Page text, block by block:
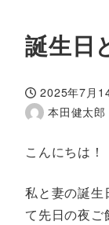
誕生日
投稿日
2025年7月
著
本田健太郎
こんにちは！
私と妻の誕生
て先日の夜ご